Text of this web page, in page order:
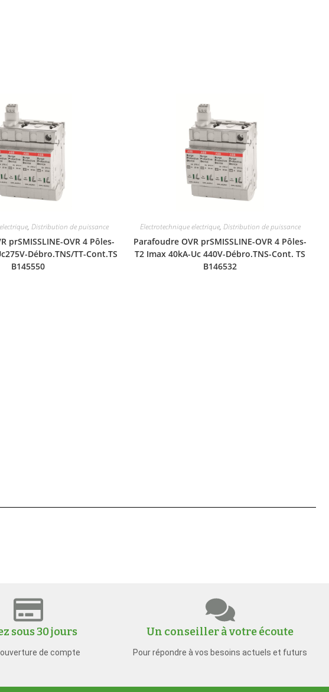
, Distribution de puissance
prSMISSLINE-OVR 4 Pôles-
Débro.TNS/TT-Cont.TS
B145550
Electrotechnique electrique, Distribution de puissance
Parafoudre OVR prSMISSLINE-OVR 4 Pôles-
T2 Imax 40kA-Uc 440V-Débro.TNS-Cont. TS
B146532
sous 30 jours
de compte
Un conseiller à votre écoute
Pour répondre à vos besoins actuels et futurs